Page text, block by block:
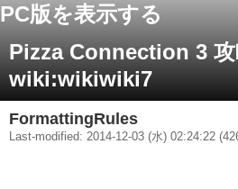
PC版を表示する
Pizza Connection 3
wiki:wikiwiki7
FormattingRules
Last-modified: 2014-12-03 (水) 02:24:22